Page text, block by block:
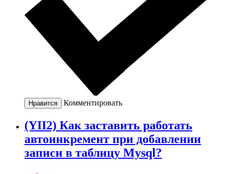
Нравится Комментировать
(YII2) Как заставить работать
автоинкремент при добавлении
записи в таблицу Mysql?